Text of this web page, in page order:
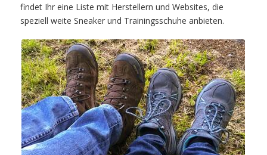
findet Ihr eine Liste mit Herstellern und Websites, die
speziell weite Sneaker und Trainingsschuhe anbieten.